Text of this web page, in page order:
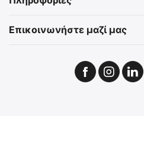
Επικοινωνήστε μαζί μας